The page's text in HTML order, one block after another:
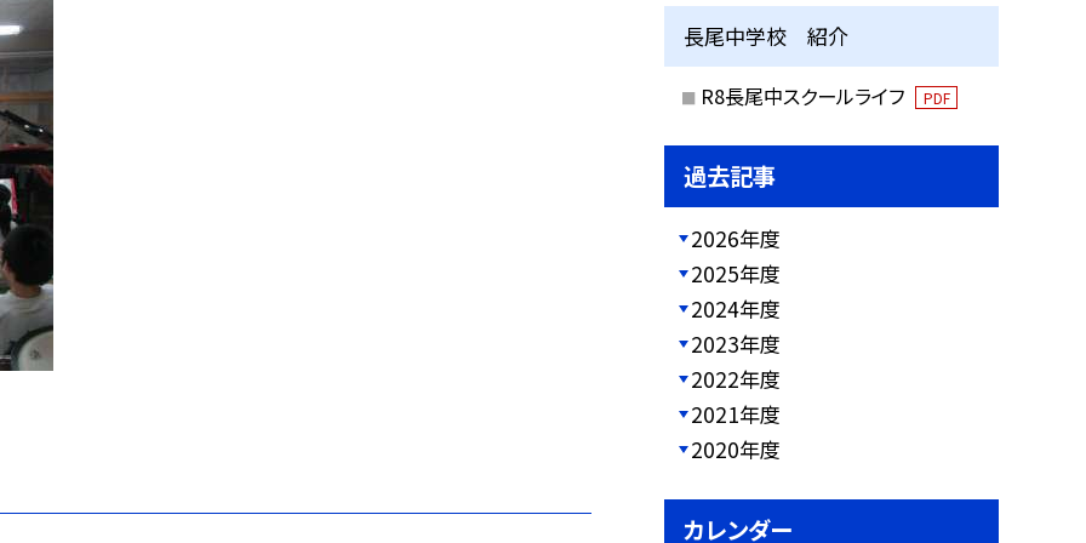
長尾中学校 紹介
R8長尾中スクールライフ PDF
過去記事
2026年度
2025年度
2024年度
2023年度
2022年度
2021年度
2020年度
カレンダー